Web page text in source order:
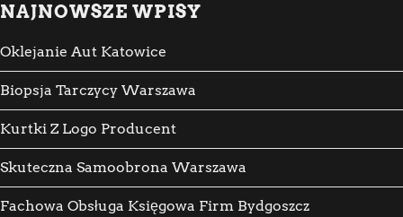
NAJNOWSZE WPISY
Oklejanie Aut Katowice
Biopsja Tarczycy Warszawa
Kurtki Z Logo Producent
Skuteczna Samoobrona Warszawa
Fachowa Obsługa Księgowa Firm Bydgoszcz